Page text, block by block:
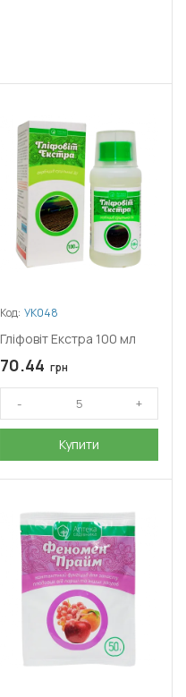
Код: УК048
Гліфовіт Екстра 100 мл
70.44 грн
Купити